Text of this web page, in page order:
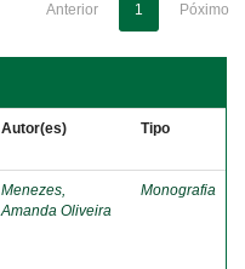
Anterior 1 Póximo
Autor(es) Tipo
Menezes,
Amanda Oliveira
Monografia